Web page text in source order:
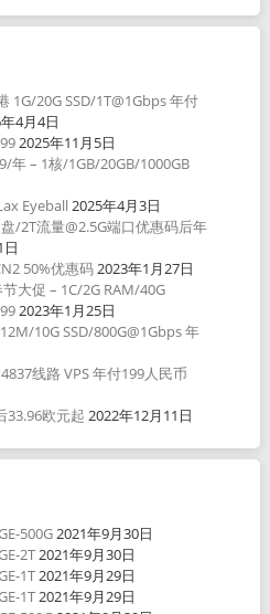
1G/20G SSD/1T@1Gbps 年付
4月4日
2025年11月5日
年 – 1核/1GB/20GB/1000GB
Eyeball 2025年4月3日
/2T流量@2.5G端口优惠码后年
50%优惠码2023年1月27日
大促 – 1C/2G RAM/40G
2023年1月25日
10G SSD/800G@1Gbps 年
线路 VPS 年付199人民币
33.96欧元起 2022年12月11日
500G2021年9月30日
2T2021年9月30日
1T2021年9月29日
1T2021年9月29日